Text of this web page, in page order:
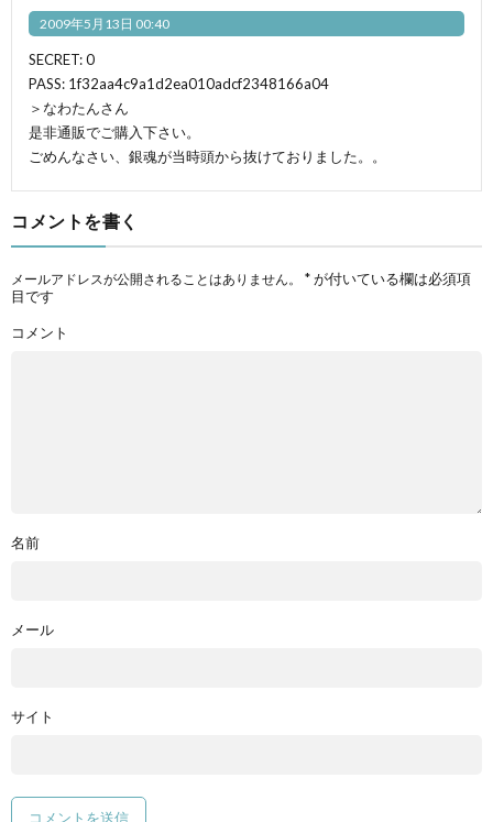
2009年5月13日 00:40
SECRET: 0
PASS: 1f32aa4c9a1d2ea010adcf2348166a04
＞なわたんさん
是非通販でご購入下さい。
ごめんなさい、銀魂が当時頭から抜けておりました。。
コメントを書く
メールアドレスが公開されることはありません。 *が付いている欄は必須項
目です
コメント
名前
メール
サイト